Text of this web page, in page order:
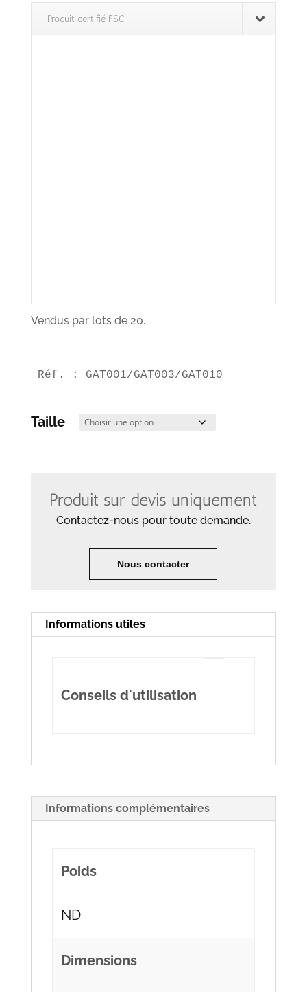
Produit certifié FSC
Vendus par lots de 20.
Réf. : GAT001/GAT003/GAT010
Taille
Produit sur devis uniquement
Contactez-nous pour toute demande.
Nous contacter
Informations utiles
Conseils d'utilisation
Informations complémentaires
Poids
ND
Dimensions